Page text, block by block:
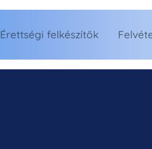
Érettségi felkészítők